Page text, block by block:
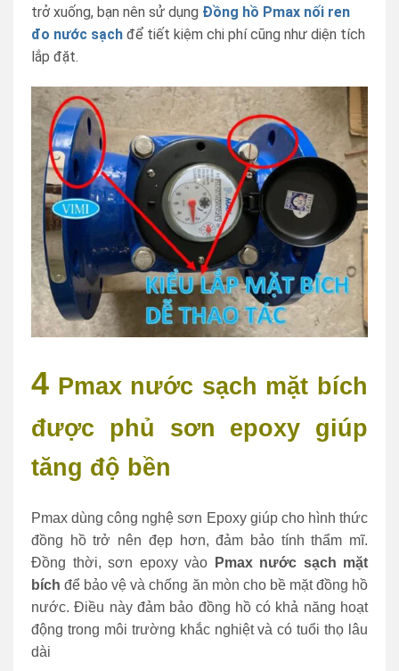
trở xuống, bạn nên sử dụng Đồng hồ Pmax nối ren
đo nước sạch để tiết kiệm chi phí cũng như diện tích
lắp đặt.
4 Pmax nước sạch mặt bích
được phủ sơn epoxy giúp
tăng độ bền
Pmax dùng công nghệ sơn Epoxy giúp cho hình thức
đồng hồ trở nên đẹp hơn, đảm bảo tính thẩm mĩ.
Đồng thời, sơn epoxy vào
Pmax nước sạch mặt
bích để bảo vệ và chống ăn mòn cho bề mặt đồng hồ
nước. Điều này đảm bảo đồng hồ có khả năng hoạt
động trong môi trường khắc nghiệt và có tuổi thọ lâu
dài